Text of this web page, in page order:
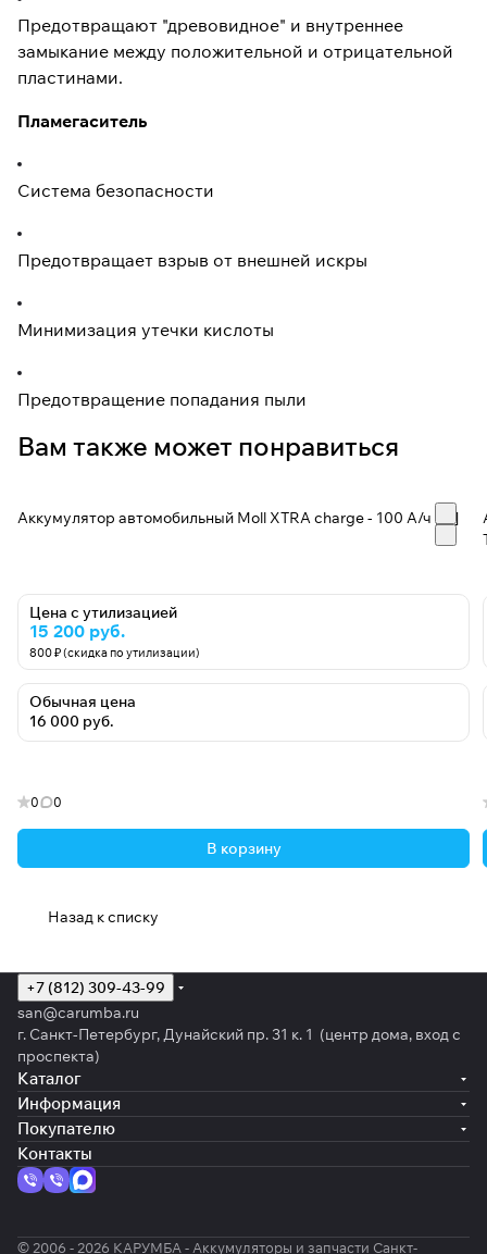
Предотвращают "древовидное" и внутреннее
замыкание между положительной и отрицательной
пластинами.
Пламегаситель
Система безопасности
Предотвращает взрыв от внешней искры
Минимизация утечки кислоты
Предотвращение попадания пыли
Вам также может понравиться
Аккумулятор автомобильный Moll XTRA charge - 100 А/ч [-+]
Цена с утилизацией
15 200 руб.
800 ₽ (скидка по утилизации)
Обычная цена
16 000 руб.
0 0
В корзину
Назад к списку
+7 (812) 309-43-99
san@carumba.ru
г. Санкт-Петербург, Дунайский пр. 31 к. 1 (центр дома, вход с
проспекта)
Каталог
Информация
Покупателю
Контакты
© 2006 - 2026 КАРУМБА - Аккумуляторы и запчасти Санкт-